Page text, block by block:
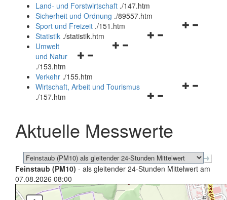
und
schließen
Land- und Forstwirtschaft ./147.htm
Sicherheit und Ordnung ./89557.htm
Navigationsmenü
Sport und Freizeit ./151.htm
Navigationsmenü
Statistik ./statistik.htm
Navigationsmenü
und
schließen
Umwelt
und Natur
./153.htm
Verkehr ./155.htm
Navigationsmenü
schließen
Wirtschaft, Arbeit und Tourismus
./157.htm
Aktuelle Messwerte
Feinstaub (PM10) - als gleitender 24-Stunden Mittelwert am
07.08.2026 08:00